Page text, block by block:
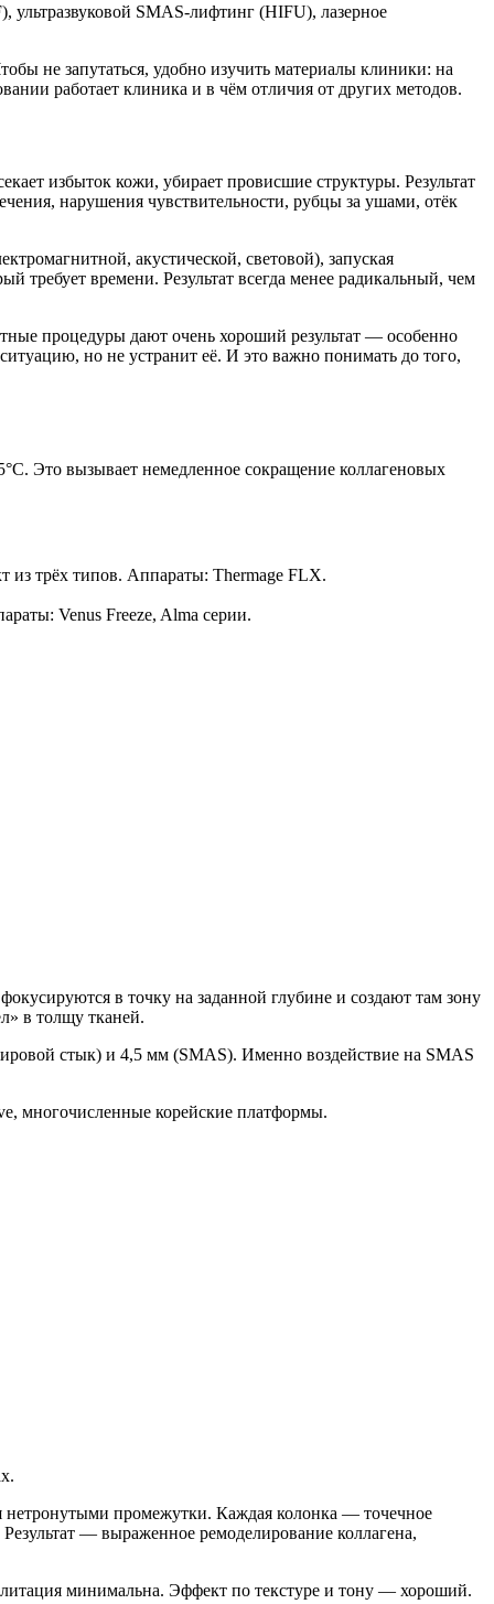
SMAS-лифтинг (HIFU), лазерное
не запутаться, удобно изучить материалы клиники: на
работает клиника и в чём отличия от других методов.
избыток кожи, убирает провисшие структуры. Результат
нарушения чувствительности, рубцы за ушами, отёк
акустической, световой), запуская
требует времени. Результат всегда менее радикальный, чем
процедуры дают очень хороший результат — особенно
но не устранит её. И это важно понимать до того,
Это вызывает немедленное сокращение коллагеновых
трёх типов. Аппараты: Thermage FLX.
Venus Freeze, Alma серии.
в точку на заданной глубине и создают там зону
в толщу тканей.
стык) и 4,5 мм (SMAS). Именно воздействие на SMAS
многочисленные корейские платформы.
нетронутыми промежутки. Каждая колонка — точечное
— выраженное ремоделирование коллагена,
минимальна. Эффект по текстуре и тону — хороший.